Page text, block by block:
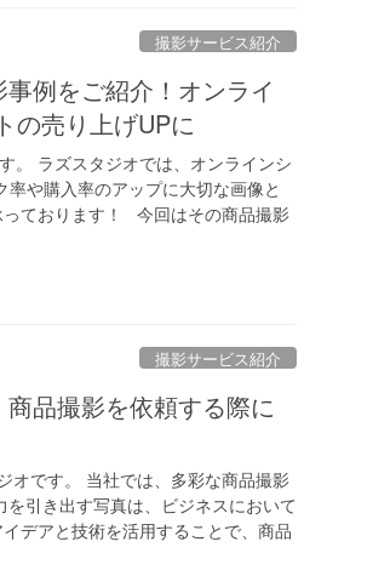
撮影サービス紹介
事例をご紹介！オンライ
の売り上げUPに
。 ラズスタジオでは、オンラインシ
率や購入率のアップに大切な画像と
ております！ 今回はその商品撮影
撮影サービス紹介
商品撮影を依頼する際に
です。 当社では、多彩な商品撮影
引き出す写真は、ビジネスにおいて
デアと技術を活用することで、商品